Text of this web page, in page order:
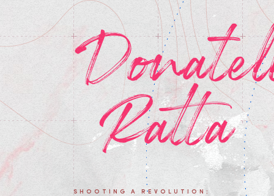
Donatella Della
Ratta
SHOOTING A REVOLUTION: